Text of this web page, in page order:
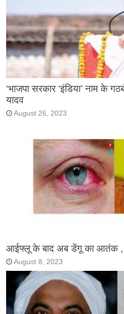
‘भाजपा सरकार ‘इंडिया’ नाम के
यादव
August 26, 2023
आईफ्लू के बाद अब डेंगू का आतंक ,
August 8, 2023